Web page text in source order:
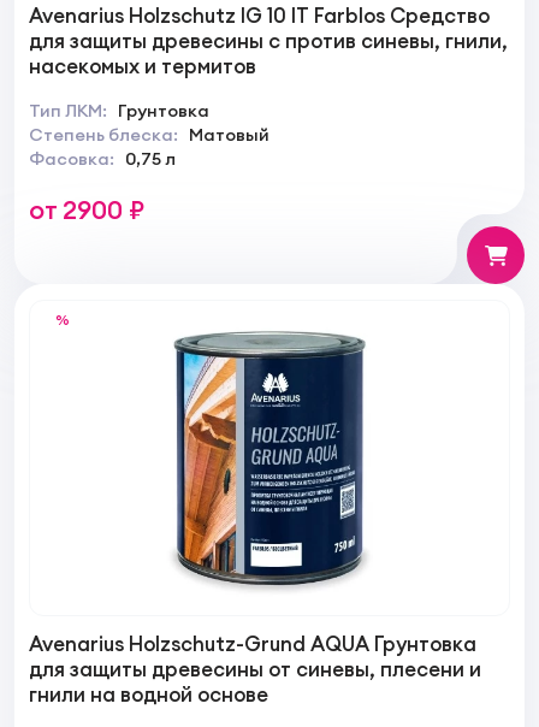
Avenarius Holzschutz IG 10 IT Farblos Средство
для защиты древесины с против синевы, гнили,
насекомых и термитов
Тип ЛКМ:
Грунтовка
Степень блеска:
Матовый
Фасовка:
0,75 л
от 2900 ₽
%
Avenarius Holzschutz-Grund AQUA Грунтовка
для защиты древесины от синевы, плесени и
гнили на водной основе